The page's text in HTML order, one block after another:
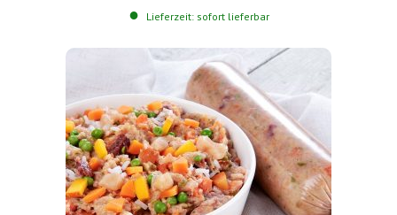
Lieferzeit: sofort lieferbar